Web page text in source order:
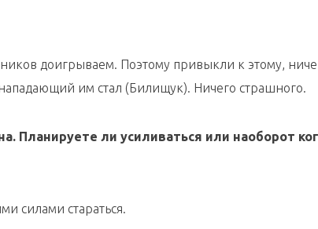
доигрываем. Поэтому привыкли к этому,
им стал (Билищук). Ничего страшного.
Планируете ли усиливаться или наоборот
силами стараться.